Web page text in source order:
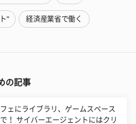
" 経済産業省で働く
の記事
ェにライブラリ、ゲームスペース
で！ サイバーエージェントにはクリ